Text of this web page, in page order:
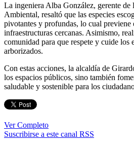
La ingeniera Alba González, gerente
Ambiental, resaltó que las especies
pivotantes y profundas, lo cual previene
infraestructuras cercanas. Asimismo,
comunidad para que respete y cuide los
arborizados.
Con estas acciones, la alcaldía de
los espacios públicos, sino también
saludable y sostenible para los
Ver Completo
Suscribirse a este canal RSS